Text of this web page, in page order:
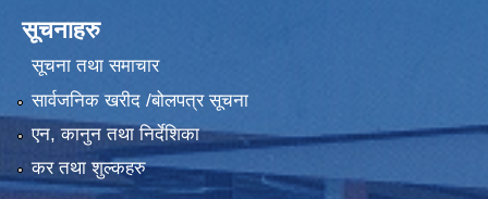
सूचनाहरु
सूचना तथा समाचार
सार्वजनिक खरीद /बोलपत्र सूचना
एन, कानुन तथा निर्देशिका
कर तथा शुल्कहरु